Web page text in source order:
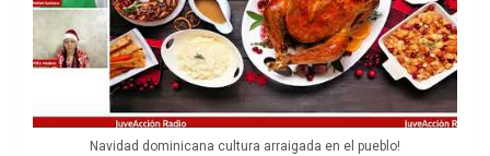
Navidad dominicana cultura arraigada en el pueblo!